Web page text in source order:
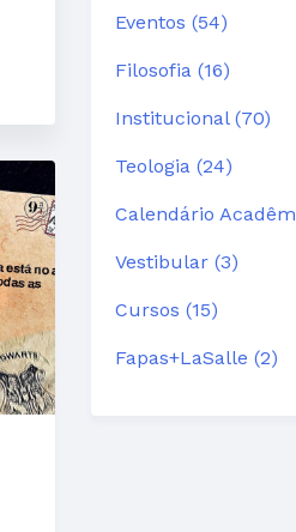
Eventos (54)
Filosofia (16)
Institucional (70)
Teologia (24)
Calendário
Vestibular (3)
Cursos (15)
Fapas+LaSalle (2)